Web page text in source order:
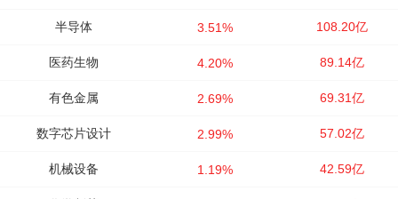
半导体 3.51% 108.20亿
医药生物 4.20% 89.14亿
有色金属 2.69% 69.31亿
数字芯片设计 2.99% 57.02亿
机械设备 1.19% 42.59亿